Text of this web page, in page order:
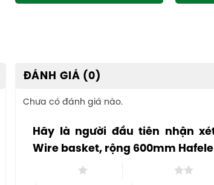
ĐÁNH GIÁ (0)
Chưa có đánh giá nào.
Hãy là người đầu tiên nhận
Wire basket, rộng 600mm Hafele